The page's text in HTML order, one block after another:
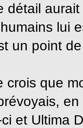
détail
lui
un point
crois que
et Ultima